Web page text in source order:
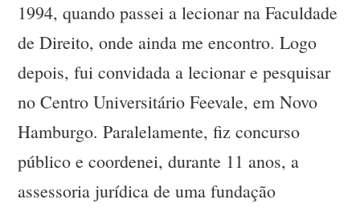
1994, quando passei a lecionar na Faculdade
de Direito, onde ainda me encontro. Logo
depois, fui convidada a lecionar e pesquisar
no Centro Universitário Feevale, em Novo
Hamburgo. Paralelamente, fiz concurso
público e coordenei, durante 11 anos, a
assessoria jurídica de uma fundação